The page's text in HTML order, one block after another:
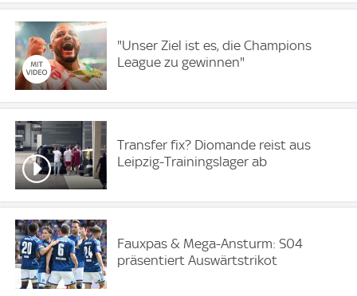
"Unser Ziel ist es, die Champions
League zu gewinnen"
Transfer fix? Diomande reist aus
Leipzig-Trainingslager ab
Fauxpas & Mega-Ansturm: S04
präsentiert Auswärtstrikot